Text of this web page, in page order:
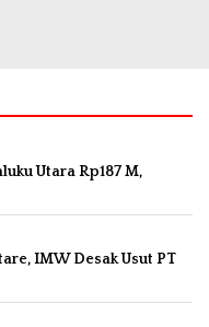
Utara Rp187 M,
IMW Desak Usut PT